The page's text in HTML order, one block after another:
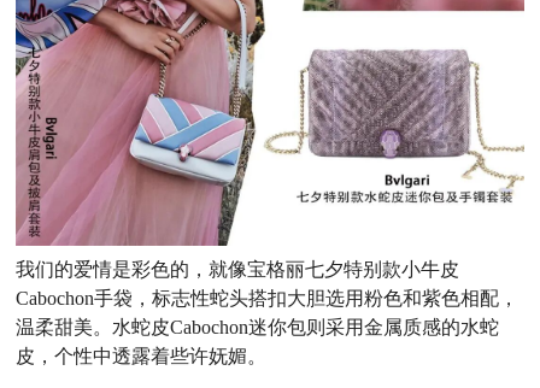
我们的爱情是彩色的，就像宝格丽七夕特别款小牛皮
Cabochon手袋，标志性蛇头搭扣大胆选用粉色和紫色相配，
温柔甜美。水蛇皮Cabochon迷你包则采用金属质感的水蛇
皮，个性中透露着些许妩媚。